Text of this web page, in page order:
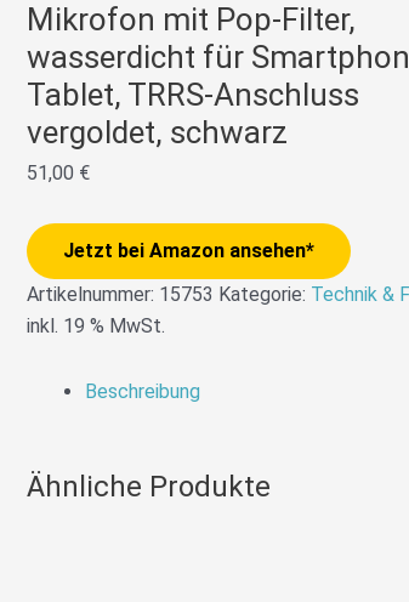
Mikrofon mit Pop-Filter,
wasserdicht für
Tablet, TRRS-Anschluss
vergoldet, schwarz
51,00 €
Jetzt bei Amazon ansehen*
Artikelnummer: 15753 Kategorie: Technik &
inkl. 19 % MwSt.
Beschreibung
Ähnliche Produkte